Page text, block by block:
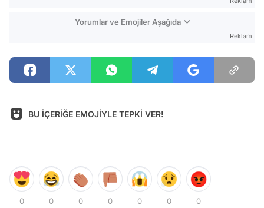
Yorumlar ve Emojiler Aşağıda
Reklam
BU İÇERİĞE EMOJİYLE TEPKİ VER!
0 0 0 0 0 0 0